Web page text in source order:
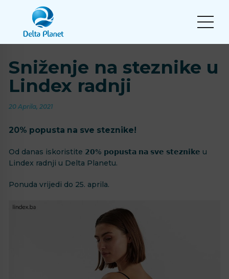
Sniženje na steznike u
Lindex radnji
20 Aprila, 2021
20% popusta na sve steznike!
Od danas iskoristite 𝟮𝟬% 𝗽𝗼𝗽𝘂𝘀𝘁𝗮 𝗻𝗮 𝘀𝘃𝗲 𝘀𝘁𝗲𝘇𝗻𝗶𝗸𝗲 u
Lindex radnji u Delta Planetu.
Ponuda vrijedi do 25. aprila.